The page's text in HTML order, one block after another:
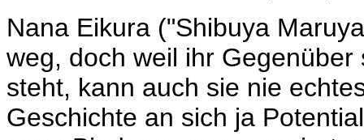
Nana Eikura ("Shibuya
weg, doch weil ihr
steht, kann auch sie nie
Geschichte an sich ja